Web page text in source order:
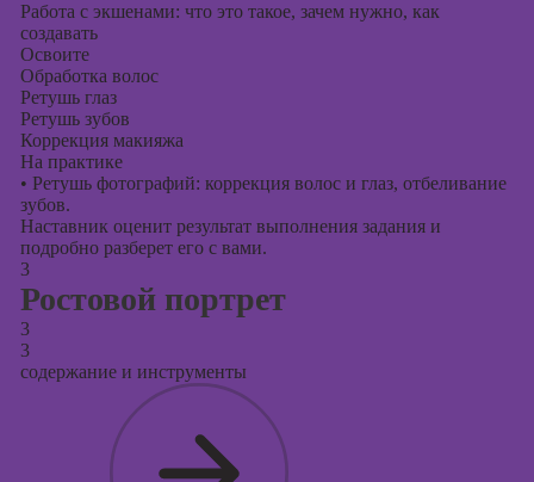
Работа с экшенами: что это такое, зачем нужно, как
создавать
Освоите
Обработка волос
Ретушь глаз
Ретушь зубов
Коррекция макияжа
На практике
• Ретушь фотографий: коррекция волос и глаз, отбеливание
зубов.
Наставник оценит результат выполнения задания и
подробно разберет его с вами.
3
Ростовой портрет
3
3
содержание и инструменты